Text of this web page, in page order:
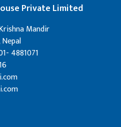
Private Limited
Mandir
4881071